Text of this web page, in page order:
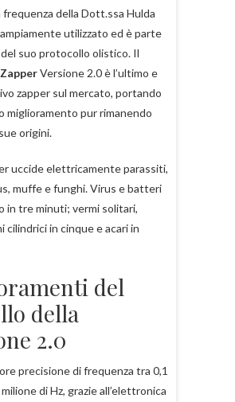
frequenza della Dott.ssa Hulda
utilizzato ed è parte
suo protocollo olistico. Il
Versione 2.0 è l’ultimo e
zapper sul mercato, portando
miglioramento pur rimanendo
origini.
uccide elettricamente parassiti,
muffe e funghi. Virus e batteri
in tre minuti; vermi solitari,
cilindrici in cinque e acari in
del
della
2.0
precisione di frequenza tra 0,1
di Hz, grazie all’elettronica